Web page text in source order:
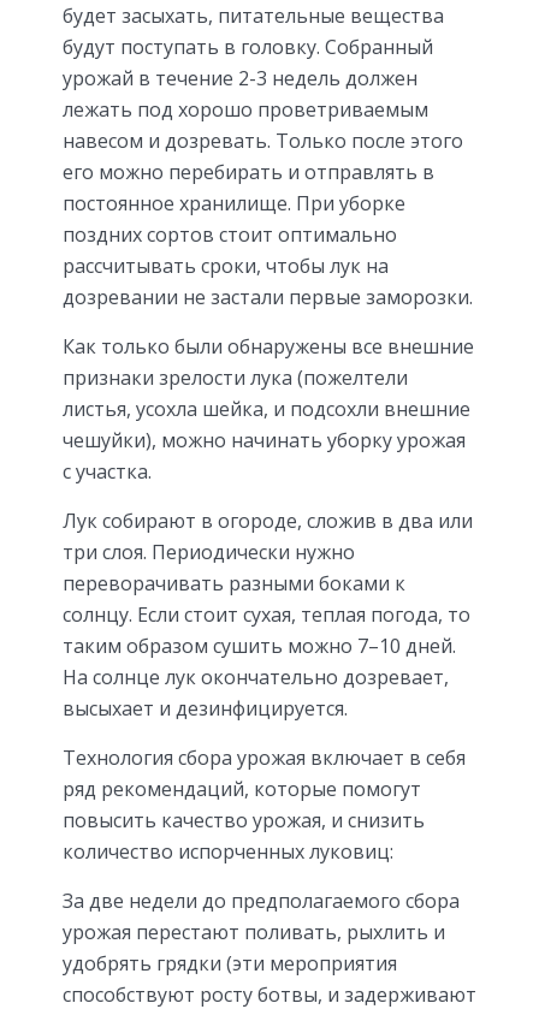
будет засыхать, питательные вещества
будут поступать в головку. Собранный
урожай в течение 2-3 недель должен
лежать под хорошо проветриваемым
навесом и дозревать. Только после этого
его можно перебирать и отправлять в
постоянное хранилище. При уборке
поздних сортов стоит оптимально
рассчитывать сроки, чтобы лук на
дозревании не застали первые заморозки.
Как только были обнаружены все внешние
признаки зрелости лука (пожелтели
листья, усохла шейка, и подсохли внешние
чешуйки), можно начинать уборку урожая
с участка.
Лук собирают в огороде, сложив в два или
три слоя. Периодически нужно
переворачивать разными боками к
солнцу. Если стоит сухая, теплая погода, то
таким образом сушить можно 7–10 дней.
На солнце лук окончательно дозревает,
высыхает и дезинфицируется.
Технология сбора урожая включает в себя
ряд рекомендаций, которые помогут
повысить качество урожая, и снизить
количество испорченных луковиц:
За две недели до предполагаемого сбора
урожая перестают поливать, рыхлить и
удобрять грядки (эти мероприятия
способствуют росту ботвы, и задерживают